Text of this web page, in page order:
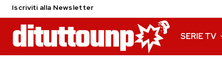
Iscriviti alla Newsletter
SERIE TV